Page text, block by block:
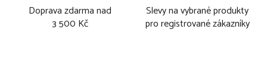
Doprava zdarma nad
3 500 Kč
Slevy na vybrané produkty
pro registrované zákazníky